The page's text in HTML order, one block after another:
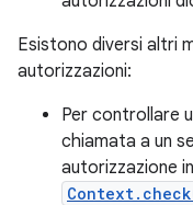
Esistono diversi altri
autorizzazioni:
Per controllare
chiamata a un
autorizzazione in